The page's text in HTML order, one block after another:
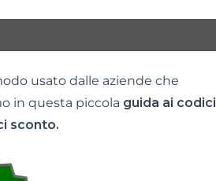
usato dalle aziende che
in questa piccola guida ai codici
sconto.